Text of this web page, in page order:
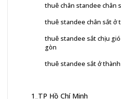
thuê chân standee chân
thuê standee chân sắt ở
thuê standee sắt chịu
gòn
thuê standee sắt ở thành
1_TP Hồ Chí Minh